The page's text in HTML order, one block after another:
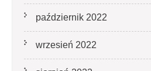
październik 2022
wrzesień 2022